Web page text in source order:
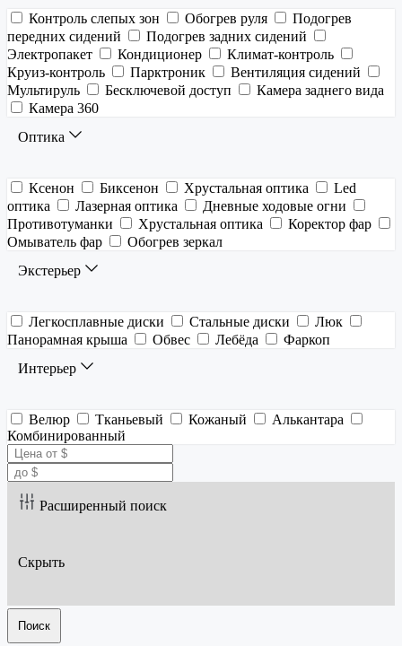
Контроль слепых зон Обогрев руля
Подогрев
передних сидений
Подогрев задних сидений
Электропакет
Кондиционер
Климат-контроль
Круиз-контроль
Парктроник
Вентиляция сидений
Мультируль
Бесключевой доступ
Камера заднего вида
Камера 360
Оптика
Ксенон Биксенон Хрустальная оптика
Led
оптика
Лазерная оптика
Дневные ходовые огни
Противотуманки
Хрустальная оптика
Коректор фар
Омыватель фар
Обогрев зеркал
Экстерьер
Легкосплавные диски Стальные диски
Люк
Панорамная крыша
Обвес Лебёда
Фаркоп
Интерьер
Велюр Тканьевый Кожаный
Алькантара
Комбинированный
Расширенный поиск
Скрыть
Поиск